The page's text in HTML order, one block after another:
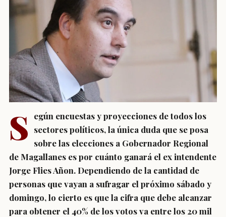
S egún encuestas y proyecciones de todos los
sectores políticos, la única duda que se posa
sobre las elecciones a Gobernador Regional
de Magallanes es por cuánto ganará el ex intendente
Jorge Flies Añon. Dependiendo de la cantidad de
personas que vayan a sufragar el próximo sábado y
domingo, lo cierto es que la cifra que debe alcanzar
para obtener el 40% de los votos va entre los 20 mil